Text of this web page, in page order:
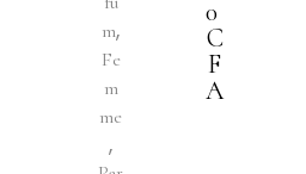
m,
Fe
m
me
,
0
C
F
A